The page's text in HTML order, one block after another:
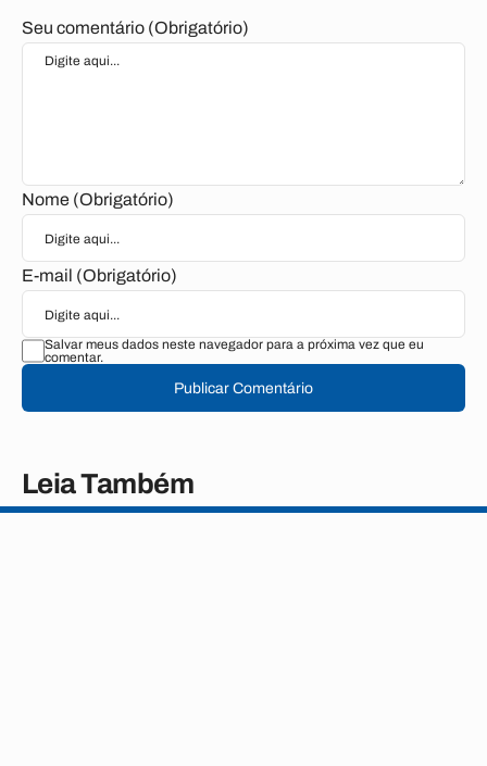
Seu comentário (Obrigatório)
Nome (Obrigatório)
E-mail (Obrigatório)
Salvar meus dados neste navegador para a próxima vez que eu
comentar.
Publicar Comentário
Leia Também